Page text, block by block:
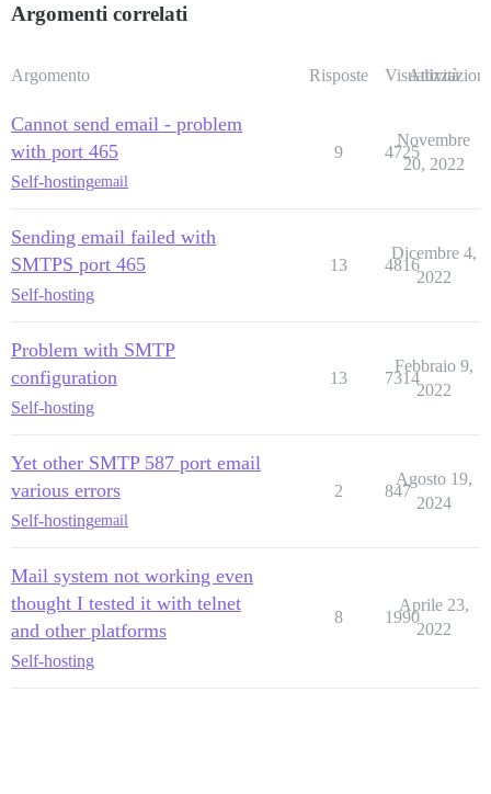
Argomenti correlati
Argomento Risposte Visualizzazioni
Attività
Cannot send email - problem
with port 465
Self-hostingemail
9 4725
Novembre
20, 2022
Sending email failed with
SMTPS port 465
Self-hosting
13 4816
Dicembre 4,
2022
Problem with SMTP
configuration
Self-hosting
13 7314
Febbraio 9,
2022
Yet other SMTP 587 port email
various errors
Self-hostingemail
2 847
Agosto 19,
2024
Mail system not working even
thought I tested it with telnet
and other platforms
Self-hosting
8 1990
Aprile 23,
2022